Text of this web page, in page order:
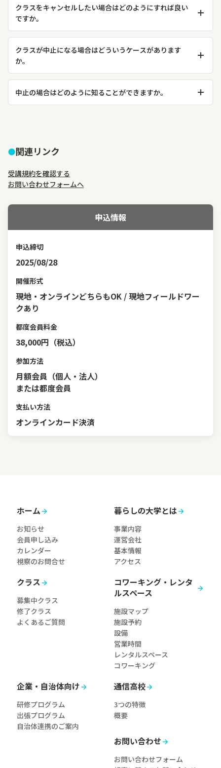
内容が記載された確認メールがGoogleより自動送信されます。メ
ールが届いていればお申し込みは完了しています。届かない場合
再度お申し込みください。
クラスをキャンセルしたい場合はどのようにすれば良い
ですか。
クラスのお申し込み時に入力いただいた氏名、電話番号、メール
アドレスを記載の上、下記までご連絡ください。なお、お客様都
合のキャンセルの場合、キャンセル料は100%かかりますことご了
【暮らしの大学事務局】
問い合わせフォーム：https://kurashinodaigaku.jp/contact/
メールアドレス：office@kurashinodaigaku.jp
クラスが中止になる場合はどういうケースがあります
か。
中止の条件はクラスごとに異なります。各クラスの備考欄をご確
認ください。緊急のお知らせがある場合は、お申し込みいただい
中止の場合はどのように知ることができますか。
関連リンク
受講規約を確認する
お問い合わせフォームへ
申込情報
申込締切
2025/08/28
開催形式
現地・オンラインどちらもOK / 現地フィールドワー
クあり
都度会員料金
38,000円（税込）
参加方法
月額会員（個人・法人）
または都度会員
支払い方法
オンラインカード決済
ホーム
お知らせ
会員申し込み
カレンダー
視察のお問合せ
暮らしの大学とは
事業内容
運営会社
基本情報
アクセス
クラス
募集中クラス
修了クラス
よくあるご質問
コワーキング・レンタ
ルスペース
施設マップ
施設予約
設備
営業時間
レンタルスペース
コワーキング
企業・自治体向け
研修プログラム
出張プログラム
自治体連携のご案内
通信高校
3つの特徴
概要
お問い合わせ
お問い合わせフォーム